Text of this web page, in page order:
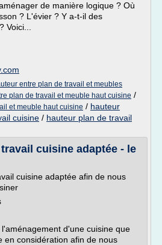
de manière logique ? Où
? L'évier ? Y a-t-il des
entre plan de travail et meubles
plan de travail et meuble haut cuisine /
et meuble haut cuisine / hauteur
cuisine / hauteur plan de travail
cuisine adaptée - le
cuisine adaptée afin de nous
d'une cuisine que
en considération afin de nous